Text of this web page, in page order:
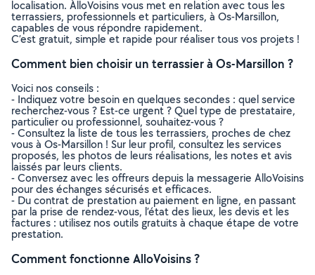
localisation. AlloVoisins vous met en relation avec tous les
terrassiers, professionnels et particuliers, à Os-Marsillon,
capables de vous répondre rapidement.
C’est gratuit, simple et rapide pour réaliser tous vos projets !
Comment bien choisir un terrassier à Os-Marsillon ?
Voici nos conseils :
- Indiquez votre besoin en quelques secondes : quel service
recherchez-vous ? Est-ce urgent ? Quel type de prestataire,
particulier ou professionnel, souhaitez-vous ?
- Consultez la liste de tous les terrassiers, proches de chez
vous à Os-Marsillon ! Sur leur profil, consultez les services
proposés, les photos de leurs réalisations, les notes et avis
laissés par leurs clients.
- Conversez avec les offreurs depuis la messagerie AlloVoisins
pour des échanges sécurisés et efficaces.
- Du contrat de prestation au paiement en ligne, en passant
par la prise de rendez-vous, l’état des lieux, les devis et les
factures : utilisez nos outils gratuits à chaque étape de votre
prestation.
Comment fonctionne AlloVoisins ?